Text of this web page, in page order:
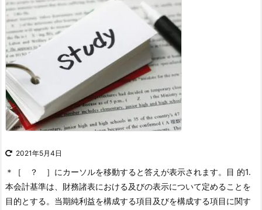
2021年5月4日
＊［ ？ ］にカーソルを移動すると答えが表示されます。 目 的1.
本会計基準は、財務諸表における及びの表示について定めることを
目的とする。当期純利益を構成する項目及びを構成する項目に関す